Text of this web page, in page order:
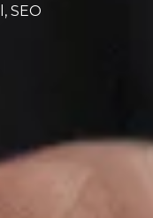
, SEO